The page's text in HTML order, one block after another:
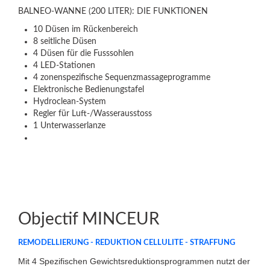
BALNEO-WANNE (200 LITER): DIE FUNKTIONEN
10 Düsen im Rückenbereich
8 seitliche Düsen
4 Düsen für die Fusssohlen
4 LED-Stationen
4 zonenspezifische Sequenzmassageprogramme
Elektronische Bedienungstafel
Hydroclean-System
Regler für Luft-/Wasserausstoss
1 Unterwasserlanze
Objectif MINCEUR
REMODELLIERUNG - REDUKTION CELLULITE - STRAFFUNG
Mit 4 Spezifischen Gewichtsreduktionsprogrammen nutzt der